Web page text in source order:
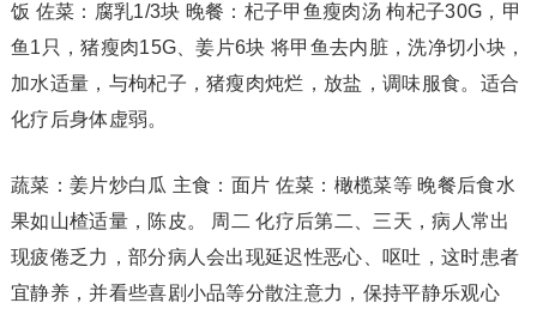
饭 佐菜：腐乳1/3块 晚餐：杞子甲鱼瘦肉汤 枸杞子30G，甲
鱼1只，猪瘦肉15G、姜片6块 将甲鱼去内脏，洗净切小块，
加水适量，与枸杞子，猪瘦肉炖烂，放盐，调味服食。适合
化疗后身体虚弱。
蔬菜：姜片炒白瓜 主食：面片 佐菜：橄榄菜等 晚餐后食水
果如山楂适量，陈皮。 周二 化疗后第二、三天，病人常出
现疲倦乏力，部分病人会出现延迟性恶心、呕吐，这时患者
宜静养，并看些喜剧小品等分散注意力，保持平静乐观心